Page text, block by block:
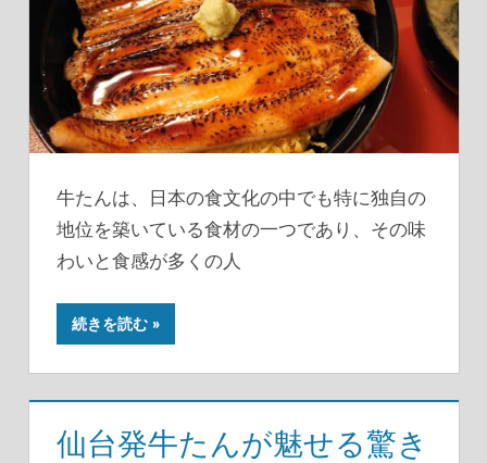
牛たんは、日本の食文化の中でも特に独自の
地位を築いている食材の一つであり、その味
わいと食感が多くの人
続きを読む
仙台発牛たんが魅せる驚き